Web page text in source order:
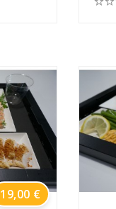
Prix
19,00 €